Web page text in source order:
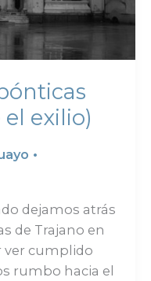
exilio)
•
dejamos atrás
de Trajano en
ver cumplido
rumbo hacia el